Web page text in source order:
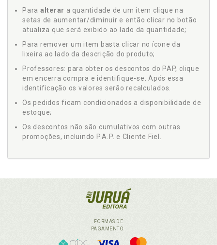
Para alterar a quantidade de um item clique na
setas de aumentar/diminuir e então clicar no botão
atualiza que será exibido ao lado da quantidade;
Para remover um item basta clicar no ícone da
lixeira ao lado da descrição do produto;
Professores: para obter os descontos do PAP, clique
em encerra compra e identifique-se. Após essa
identificação os valores serão recalculados.
Os pedidos ficam condicionados a disponibilidade de
estoque;
Os descontos não são cumulativos com outras
promoções, incluindo P.A.P. e Cliente Fiel.
FORMAS DE
PAGAMENTO